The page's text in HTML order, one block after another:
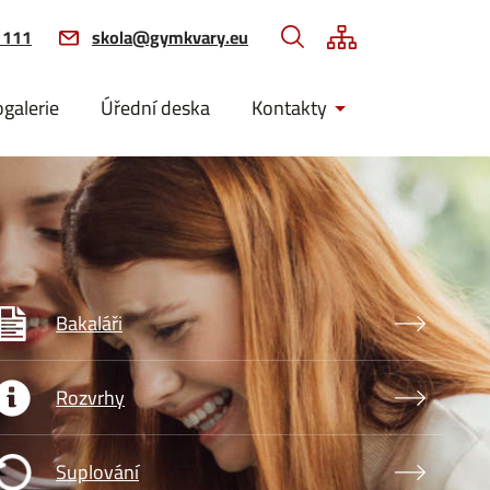
skola@gymkvary.eu
Úřední deska Kontakty
Bakaláři
Rozvrhy
Suplování